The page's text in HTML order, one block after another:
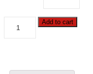
Add to cart